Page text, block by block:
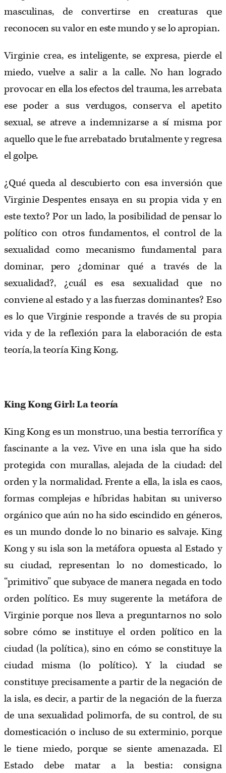
masculinas, de convertirse en creaturas que
reconocen su valor en este mundo y se lo apropian.
Virginie crea, es inteligente, se expresa, pierde el
miedo, vuelve a salir a la calle. No han logrado
provocar en ella los efectos del trauma, les arrebata
ese poder a sus verdugos, conserva el apetito
sexual, se atreve a indemnizarse a sí misma por
aquello que le fue arrebatado brutalmente y regresa
el golpe.
¿Qué queda al descubierto con esa inversión que
Virginie Despentes ensaya en su propia vida y en
este texto? Por un lado, la posibilidad de pensar lo
político con otros fundamentos, el control de la
sexualidad como mecanismo fundamental para
dominar, pero ¿dominar qué a través de la
sexualidad?, ¿cuál es esa sexualidad que no
conviene al estado y a las fuerzas dominantes? Eso
es lo que Virginie responde a través de su propia
vida y de la reflexión para la elaboración de esta
teoría, la teoría King Kong.
King Kong Girl: La teoría
King Kong es un monstruo, una bestia terrorífica y
fascinante a la vez. Vive en una isla que ha sido
protegida con murallas, alejada de la ciudad: del
orden y la normalidad. Frente a ella, la isla es caos,
formas complejas e híbridas habitan su universo
orgánico que aún no ha sido escindido en géneros,
es un mundo donde lo no binario es salvaje. King
Kong y su isla son la metáfora opuesta al Estado y
su ciudad, representan lo no domesticado, lo
“primitivo” que subyace de manera negada en todo
orden político. Es muy sugerente la metáfora de
Virginie porque nos lleva a preguntarnos no solo
sobre cómo se instituye el orden político en la
ciudad (la política), sino en cómo se constituye la
ciudad misma (lo político). Y la ciudad se
constituye precisamente a partir de la negación de
la isla, es decir, a partir de la negación de la fuerza
de una sexualidad polimorfa, de su control, de su
domesticación o incluso de su exterminio, porque
le tiene miedo, porque se siente amenazada. El
Estado debe matar a la bestia: consigna